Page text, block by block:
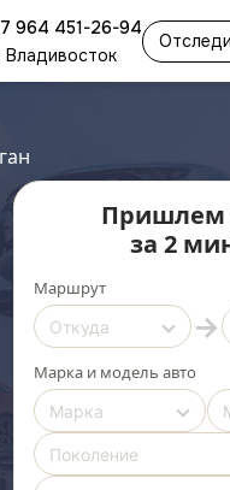
964 451-26-94
Владивосток
Пришлем
за 2
Маршрут
→
Марка и модель авто